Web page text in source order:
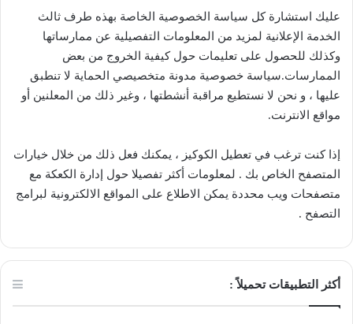
عليك استشارة كل سياسة الخصوصية الخاصة بهذه طرف ثالث
الخدمة الإعلانية لمزيد من المعلومات التفصيلية عن ممارساتها
وكذلك للحصول على تعليمات حول كيفية الخروج من بعض
الممارسات.سياسة خصوصية مدونة متخصيصي الحماية لا تنطبق
عليها ، و نحن لا نستطيع مراقبة أنشطتها ، وغير ذلك من المعلنين أو
مواقع الانترنت.
إذا كنت ترغب في تعطيل الكوكيز ، يمكنك فعل ذلك من خلال خيارات
المتصفح الخاص بك . لمعلومات أكثر تفصيلا حول إدارة الكعكة مع
متصفحات ويب محددة يمكن الاطلاع على المواقع الالكترونية لبرامج
التصفح .
أكثر التطبيقات تحميلاً :